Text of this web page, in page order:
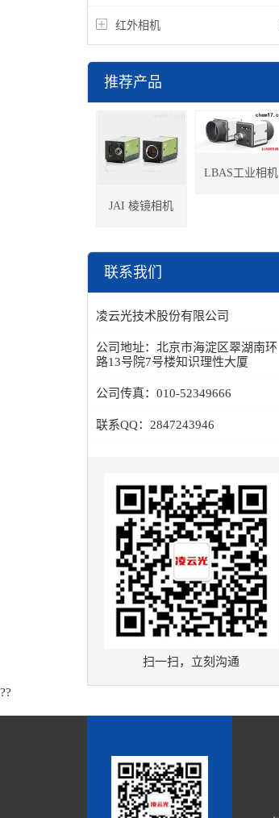
红外相机
推荐产品
JAI 棱镜相机
LBAS工业相机
联系我们
凌云光技术股份有限公司
公司地址： 北京市海淀区翠湖南环
路13号院7号楼知识理性大厦
公司传真： 010-52349666
联系QQ： 2847243946
扫一扫，立刻沟通
??